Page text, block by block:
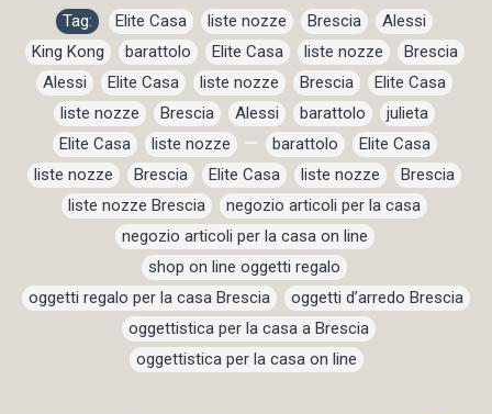
Tag: Elite Casa liste nozze Brescia Alessi
King Kong , barattolo , Elite Casa , liste nozze , Brescia ,
Alessi
Elite Casa liste nozze Brescia Elite Casa
liste nozze
Brescia Alessi barattolo julieta
Elite Casa , liste nozze , , barattolo , Elite Casa ,
liste nozze
Brescia Elite Casa liste nozze Brescia
liste nozze Brescia
negozio articoli per la casa
negozio articoli per la casa on line ,
shop on line oggetti regalo
oggetti regalo per la casa Brescia
oggetti d’arredo Brescia
oggettistica per la casa a Brescia ,
oggettistica per la casa on line